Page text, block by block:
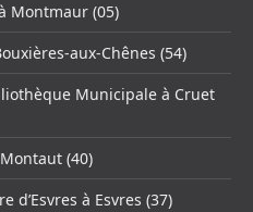
Montmaur (05)
aux-Chênes (54)
Municipale à Cruet
(40)
à Esvres (37)